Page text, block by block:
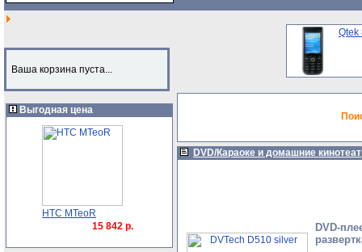
Ваша корзина пуста...
Выгодная цена
HTC MTeoR
15 842 р.
Qtek
DVD/Караоке и домашние
DVD-